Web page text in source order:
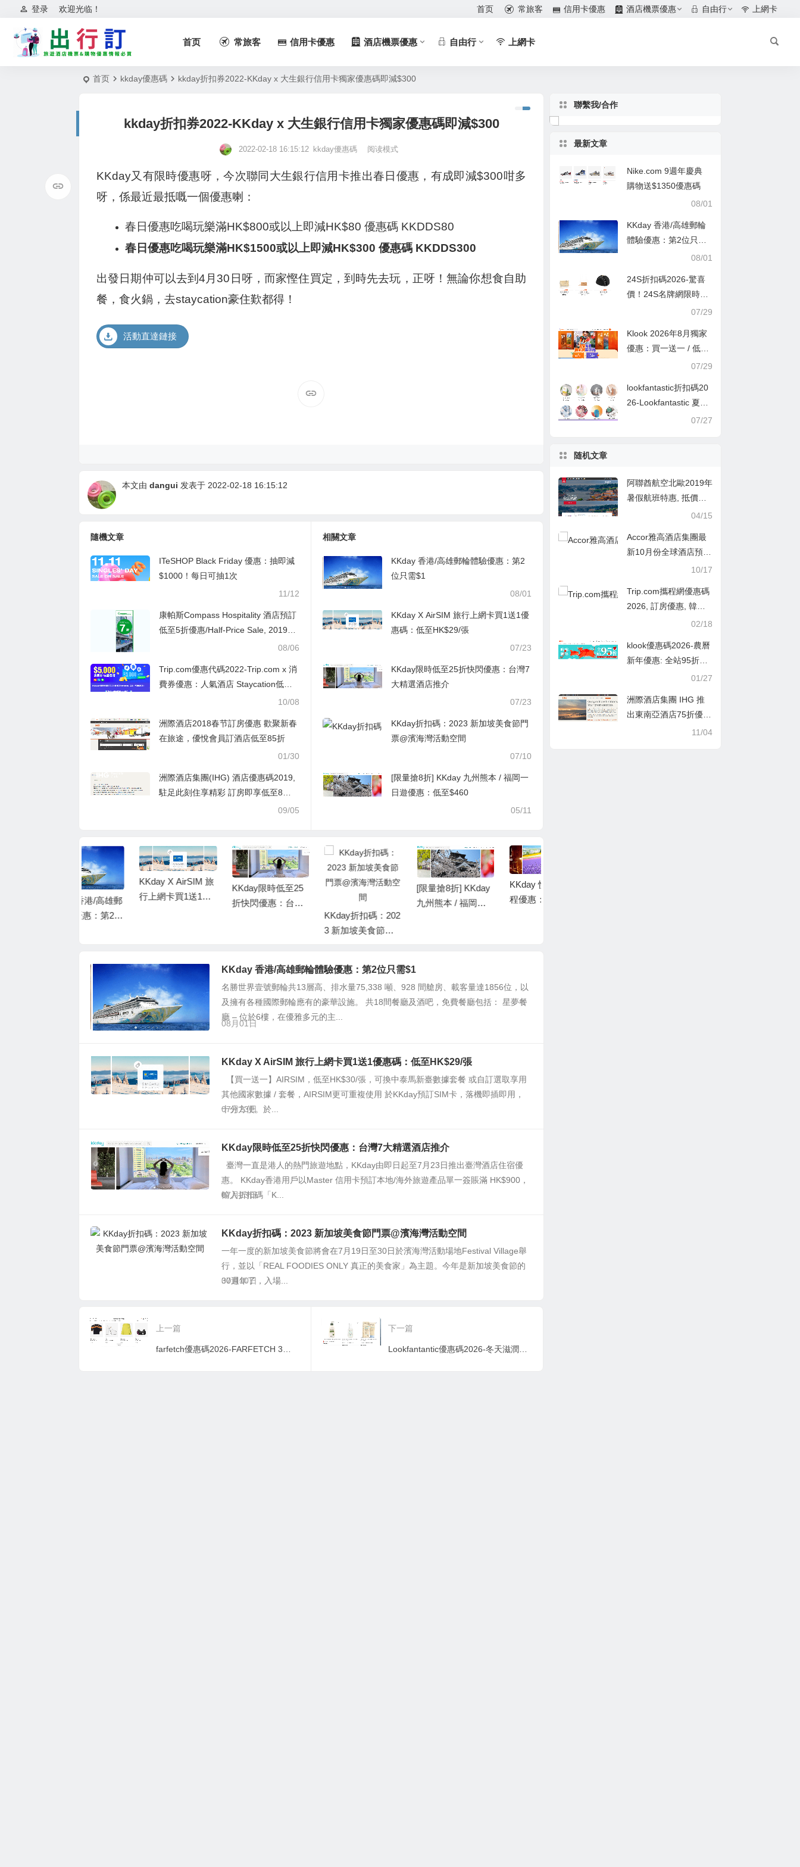
欢迎光临！
登录 首页 常旅客 信用卡優惠 酒店機票優惠 自由行 上網卡
首页 常旅客 信用卡優惠 酒店機票優惠 自由行 上網卡
首页 kkday優惠碼 kkday折扣券2022-KKday x 大生銀行信用卡獨家優惠碼即減$300
kkday折扣券2022-KKday x 大生銀行信用卡獨家優惠碼即減$300
2022-02-18 16:15:12 kkday優惠碼 阅读模式
KKday又有限時優惠呀，今次聯同大生銀行信用卡推出春日優惠，有成即減$300咁多
呀，係最近最抵嘅一個優惠喇：
春日優惠吃喝玩樂滿HK$800或以上即減HK$80 優惠碼 KKDDS80
春日優惠吃喝玩樂滿HK$1500或以上即減HK$300 優惠碼 KKDDS300
出發日期仲可以去到4月30日呀，而家慳住買定，到時先去玩，正呀！無論你想食自助
餐，食火鍋，去staycation豪住歎都得！
活動直達鏈接
本文由 dangui 发表于 2022-02-18 16:15:12
隨機文章
ITeSHOP Black Friday 優惠：抽即減
$1000！每日可抽1次
11/12
康帕斯Compass Hospitality 酒店預訂
低至5折優惠/Half-Price Sale, 2019七
08/06
Trip.com優惠代碼2022-Trip.com x 消
費券優惠：人氣酒店 Staycation低至8
10/08
洲際酒店2018春节訂房優惠 歡聚新春
在旅途，優悅會員訂酒店低至85折
01/30
洲際酒店集團(IHG) 酒店優惠碼2019,
駐足此刻住享精彩 訂房即享低至8折,
09/05
相關文章
KKday 香港/高雄郵輪體驗優惠：第2
位只需$1
08/01
KKday X AirSIM 旅行上網卡買1送1優
惠碼：低至HK$29/張
07/23
KKday限時低至25折快閃優惠：台灣7
大精選酒店推介
07/23
KKday折扣碼：2023 新加坡美食節門
票@濱海灣活動空間
07/10
[限量搶8折] KKday 九州熊本 / 福岡一
日遊優惠：低至$460
05/11
KKday X AirSIM 旅
行上網卡買1送1優
惠碼：低至HK$29/
KKday限時低至25
折快閃優惠：台灣7
KKday折扣碼：202
3 新加坡美食節門
[限量搶8折] KKday
九州熊本 / 福岡一
日遊優惠：低至$46
0
KKday 快閃日本行
程優惠：低至8折 /
KKday 香港/高雄郵輪體驗優惠：第2位只需$1
名勝世界壹號郵輪共13層高、排水量75,338 噸、928 間艙房、載客量達1856位，以
及擁有各種國際郵輪應有的豪華設施。 共18間餐廳及酒吧，免費餐廳包括： 星夢餐
廳 – 位於6樓，在優雅多元的主...
08月01日
KKday X AirSIM 旅行上網卡買1送1優惠碼：低至HK$29/張
【買一送一】AIRSIM，低至HK$30/張，可換中泰馬新臺數據套餐 或自訂選取享用
其他國家數據 / 套餐，AIRSIM更可重複使用 於KKday預訂SIM卡，落機即插即用，
十分方便。於...
07月23日
KKday限時低至25折快閃優惠：台灣7大精選酒店推介
臺灣一直是港人的熱門旅遊地點，KKday由即日起至7月23日推出臺灣酒店住宿優
惠。 KKday香港用戶以Master 信用卡預訂本地/海外旅遊產品單一簽賬滿 HK$900，
輸入折扣碼「K...
07月23日
KKday折扣碼：2023 新加坡美食節門票@濱海灣活動空間
一年一度的新加坡美食節將會在7月19日至30日於濱海灣活動場地Festival Village舉
行，並以「REAL FOODIES ONLY 真正的美食家」為主題。今年是新加坡美食節的
30週年了，入場...
07月10日
上一篇 下一篇
聯繫我/合作
最新文章
Nike.com 9週年慶典
購物送$1350優惠碼
08/01
KKday 香港/高雄郵輪
體驗優惠：第2位只需
08/01
24S折扣碼2026-驚喜
價！24S名牌網限時9
折！Louis Vuitton 精選
72折！
07/29
Klook 2026年8月獨家
優惠：買一送一 / 低至
07/29
lookfantastic折扣碼20
26-Lookfantastic 夏日
優惠低至65折優惠碼
07/27
随机文章
阿聯酋航空北歐2019年
暑假航班特惠, 抵價遊/
抵飛挪威！香港來回奧
瑞典都抵！可暑假出發
04/15
Accor雅高酒店集團最
新10月份全球酒店預訂
10/17
Trip.com攜程網優惠碼
2026, 訂房優惠, 韓國
冬日遊訂房促銷最高現
02/18
klook優惠碼2026-農曆
新年優惠: 全站95折，
01/27
洲際酒店集團 IHG 推
出東南亞酒店75折優
惠，还包早餐, IHG Re
11/04